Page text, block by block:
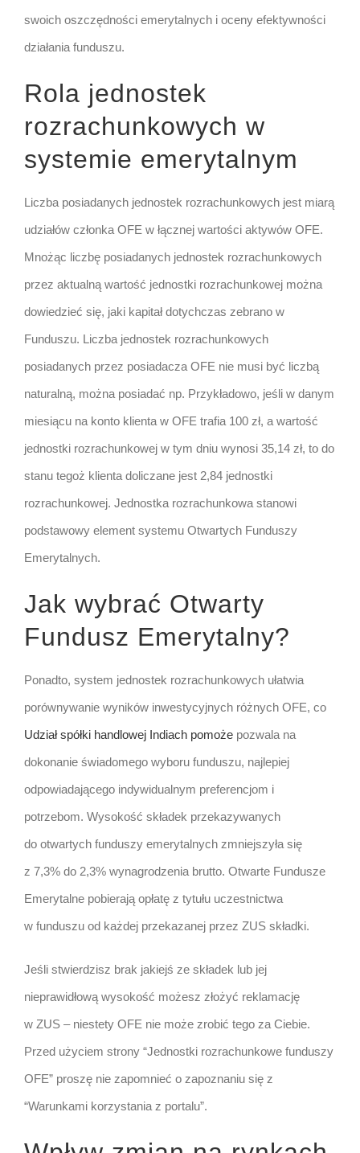
swoich oszczędności emerytalnych i oceny efektywności
działania funduszu.
Rola jednostek
rozrachunkowych w
systemie emerytalnym
Liczba posiadanych jednostek rozrachunkowych jest miarą
udziałów członka OFE w łącznej wartości aktywów OFE.
Mnożąc liczbę posiadanych jednostek rozrachunkowych
przez aktualną wartość jednostki rozrachunkowej można
dowiedzieć się, jaki kapitał dotychczas zebrano w
Funduszu. Liczba jednostek rozrachunkowych
posiadanych przez posiadacza OFE nie musi być liczbą
naturalną, można posiadać np. Przykładowo, jeśli w danym
miesiącu na konto klienta w OFE trafia 100 zł, a wartość
jednostki rozrachunkowej w tym dniu wynosi 35,14 zł, to do
stanu tegoż klienta doliczane jest 2,84 jednostki
rozrachunkowej. Jednostka rozrachunkowa stanowi
podstawowy element systemu Otwartych Funduszy
Emerytalnych.
Jak wybrać Otwarty
Fundusz Emerytalny?
Ponadto, system jednostek rozrachunkowych ułatwia
porównywanie wyników inwestycyjnych różnych OFE, co
Udział spółki handlowej Indiach pomoże pozwala na
dokonanie świadomego wyboru funduszu, najlepiej
odpowiadającego indywidualnym preferencjom i
potrzebom. Wysokość składek przekazywanych
do otwartych funduszy emerytalnych zmniejszyła się
z 7,3% do 2,3% wynagrodzenia brutto. Otwarte Fundusze
Emerytalne pobierają opłatę z tytułu uczestnictwa
w funduszu od każdej przekazanej przez ZUS składki.
Jeśli stwierdzisz brak jakiejś ze składek lub jej
nieprawidłową wysokość możesz złożyć reklamację
w ZUS – niestety OFE nie może zrobić tego za Ciebie.
Przed użyciem strony “Jednostki rozrachunkowe funduszy
OFE” proszę nie zapomnieć o zapoznaniu się z
“Warunkami korzystania z portalu”.